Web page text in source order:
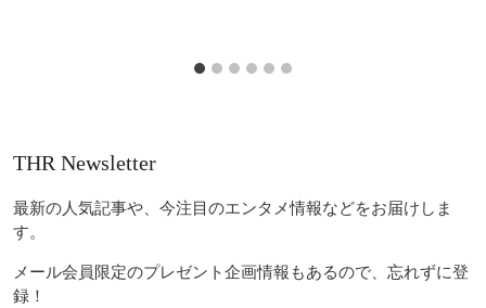
THR Newsletter
最新の人気記事や、今注目のエンタメ情報などをお届けしま
す。
メール会員限定のプレゼント企画情報もあるので、忘れずに登
録！